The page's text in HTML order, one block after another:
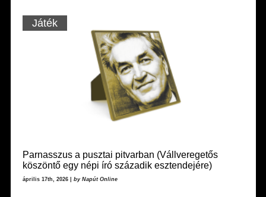
Játék
Parnasszus a pusztai pitvarban (Vállveregetős
köszöntő egy népi író századik esztendejére)
április 17th, 2026 | by Napút Online